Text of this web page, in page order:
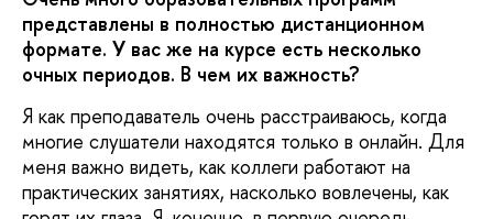
представлены в полностью дистанционном
формате. У вас же на курсе есть несколько
очных периодов. В чем их важность?
Я как преподаватель очень расстраиваюсь, когда
многие слушатели находятся только в онлайн. Для
меня важно видеть, как коллеги работают на
практических занятиях, насколько вовлечены, как